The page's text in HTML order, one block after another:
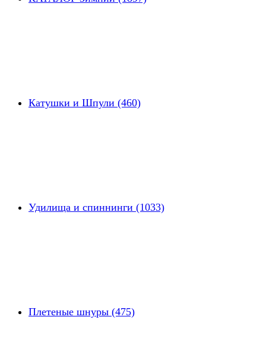
Катушки и Шпули (460)
Удилища и спиннинги (1033)
Плетеные шнуры (475)